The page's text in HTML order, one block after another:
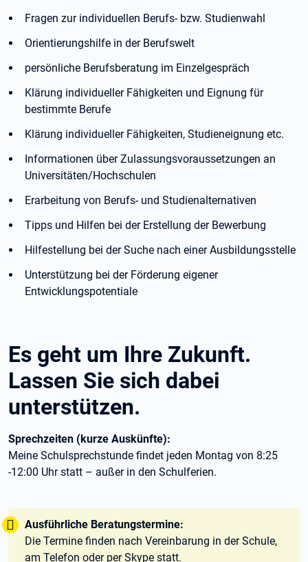
Fragen zur individuellen Berufs- bzw. Studienwahl
Orientierungshilfe in der Berufswelt
persönliche Berufsberatung im Einzelgespräch
Klärung individueller Fähigkeiten und Eignung für
bestimmte Berufe
Klärung individueller Fähigkeiten, Studieneignung etc.
Informationen über Zulassungsvoraussetzungen an
Universitäten/Hochschulen
Erarbeitung von Berufs- und Studienalternativen
Tipps und Hilfen bei der Erstellung der Bewerbung
Hilfestellung bei der Suche nach einer Ausbildungsstelle
Unterstützung bei der Förderung eigener
Entwicklungspotentiale
Es geht um Ihre Zukunft.
Lassen Sie sich dabei
unterstützen.
Sprechzeiten (kurze Auskünfte):
Meine Schulsprechstunde findet jeden Montag von 8:25
-12:00 Uhr statt – außer in den Schulferien.
Tipp:
Ausführliche Beratungstermine:
Die Termine finden nach Vereinbarung in der Schule,
am Telefon oder per Skype statt.